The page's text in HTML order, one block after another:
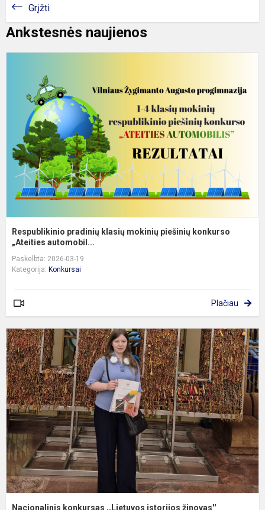
Grįžti
Ankstesnės naujienos
Respublikinio pradinių klasių mokinių piešinių konkurso
„Ateities automobil...
Paskelbta: 2026-03-19
Kategorija: Konkursai
Plačiau
Nacionalinis konkursas ,,Lietuvos istorijos žinovas''